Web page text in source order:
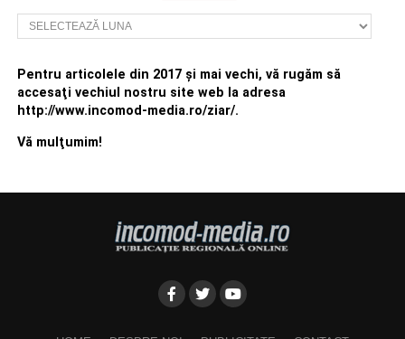
Arhivă
Pentru articolele din 2017 şi mai vechi, vă rugăm să
accesaţi vechiul nostru site web la adresa
http://www.incomod-media.ro/ziar/.
Vă mulţumim!